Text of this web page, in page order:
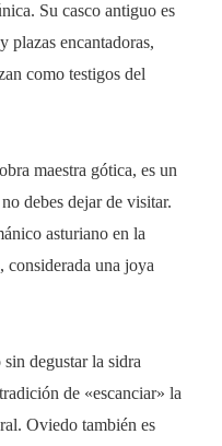
Su casco antiguo es
plazas encantadoras,
como testigos del
maestra gótica, es un
debes dejar de visitar.
asturiano en la
considerada una joya
degustar la sidra
de «escanciar» la
Oviedo también es